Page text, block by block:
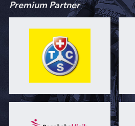
Premium Partner